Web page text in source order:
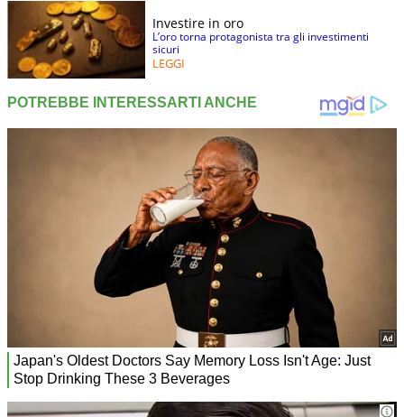
Investire in oro
L’oro torna protagonista tra gli investimenti
sicuri
LEGGI